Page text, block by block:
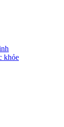
khỏe